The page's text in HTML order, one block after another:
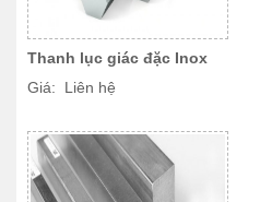
Thanh lục giác đặc Inox
Giá: Liên hệ